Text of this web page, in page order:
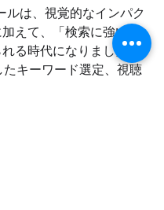
ルは、視覚的なインパク
えて、「検索に強い設
る時代になりました。
たキーワード選定、視聴